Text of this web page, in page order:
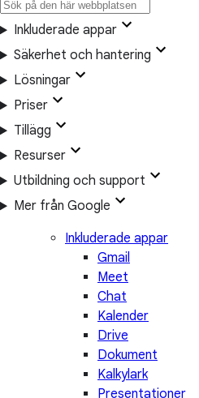
Inkluderade appar
Säkerhet och hantering
Lösningar
Priser
Tillägg
Resurser
Utbildning och support
Mer från Google
Inkluderade appar
Gmail
Meet
Chat
Kalender
Drive
Dokument
Kalkylark
Presentationer